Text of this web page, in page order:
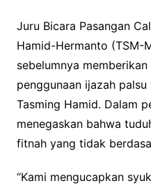
Juru Bicara Pasangan
Hamid-Hermanto (TSM-
sebelumnya
penggunaan ijazah
Tasming Hamid. Dalam
menegaskan bahwa
fitnah yang tidak
“Kami mengucapkan